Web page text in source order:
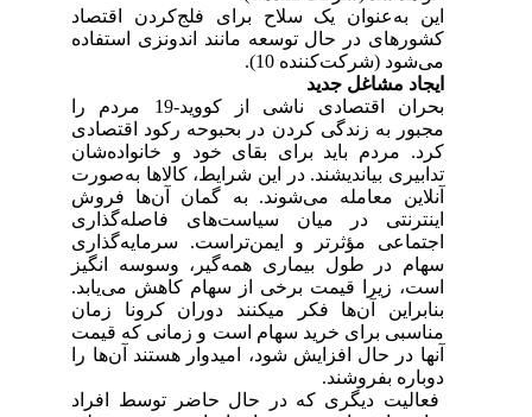
این به‌عنوان یک سلاح برای فلج‌کردن اقتصاد
کشورهای در حال توسعه مانند اندونزی استفاده
می‌شود (شرکت‌کننده 10).
ایجاد مشاغل جدید
بحران اقتصادی ناشی از کووید-19 مردم را
مجبور به زندگی کردن در بحبوحه رکود اقتصادی
کرد. مردم باید برای بقای خود و خانواده‌شان
تدابیری بیاندیشند. در این شرایط، کالاها به‌صورت
آنلاین معامله می‌شوند. به گمان آن‌ها فروش
اینترنتی در میان سیاست‌های فاصله‌گذاری
اجتماعی مؤثرتر و ایمن‌تراست. سرمایه‌گذاری
سهام در طول بیماری همه‌گیر، وسوسه انگیز
است، زیرا قیمت برخی از سهام کاهش می‌یابد.
بنابراین آن‌ها فکر میکنند دوران کرونا زمان
مناسبی برای خرید سهام است و زمانی که قیمت
آنها در حال افزایش شود، امیدوار هستند آن‌ها را
دوباره بفروشند.
فعالیت دیگری که در حال حاضر توسط افراد